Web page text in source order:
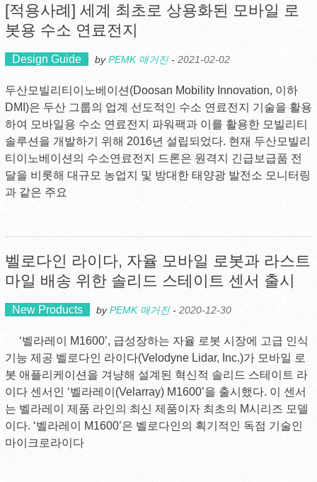
[적용사례] 세계 최초로 상용화된 모바일 로
봇용 수소 연료전지
Design Guide byPEMK 매거진- 2021-02-02
두산모빌리티이노베이션(Doosan Mobility Innovation, 이하
DMI)은 두산 그룹의 업계 선도적인 수소 연료전지 기술을 활용
하여 모바일용 수소 연료전지 파워팩과 이를 활용한 모빌리티
솔루션을 개발하기 위해 2016년 설립되었다. 현재 두산모빌리
티이노베이션의 수소연료전지 드론은 원격지 긴급보급품 전
달을 비롯해 대규모 농업지 및 방대한 태양광 발전소 모니터링
과 같은 주요
벨로다인 라이다, 자율 모바일 로봇과 라스트
마일 배송 위한 솔리드 스테이트 센서 출시
New Products byPEMK 매거진- 2020-12-30
‘벨라레이 M1600’, 급성장하는 자율 로봇 시장에 고급 인식
기능 제공 벨로다인 라이다(Velodyne Lidar, Inc.)가 모바일 로
봇 애플리케이션을 겨냥해 설계된 혁신적 솔리드 스테이트 라
이다 센서인 ‘벨라레이(Velarray) M1600’을 출시했다. 이 센서
는 벨라레이 제품 라인의 최신 제품이자 최초의 M시리즈 모델
이다. ‘벨라레이 M1600’은 벨로다인의 획기적인 독점 기술인
마이크로라이다